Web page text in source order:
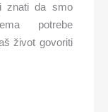
znati da smo
potrebe
život govoriti